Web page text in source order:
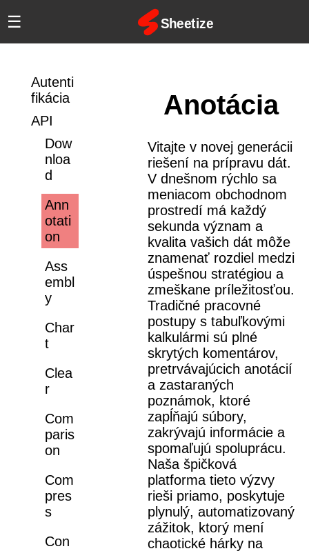
Autenti
fikácia
API
Dow
nloa
d
Ann
otati
on
Ass
embl
y
Char
t
Clea
r
Com
paris
on
Com
pres
s
Con
Anotácia
Vitajte v novej generácii
riešení na prípravu dát.
V dnešnom rýchlo sa
meniacom obchodnom
prostredí má každý
sekunda význam a
kvalita vašich dát môže
znamenať rozdiel medzi
úspešnou stratégiou a
zmeškane príležitosťou.
Tradičné pracovné
postupy s tabuľkovými
kalkulármi sú plné
skrytých komentárov,
pretrvávajúcich anotácií
a zastaraných
poznámok, ktoré
zapĺňajú súbory,
zakrývajú informácie a
spomaľujú spoluprácu.
Naša špičková
platforma tieto výzvy
rieši priamo, poskytuje
plynulý, automatizovaný
zážitok, ktorý mení
chaotické hárky na
☰